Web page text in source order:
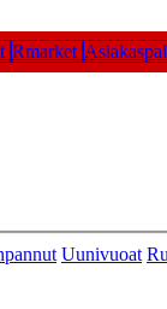
Rmarket
Uunivuoat